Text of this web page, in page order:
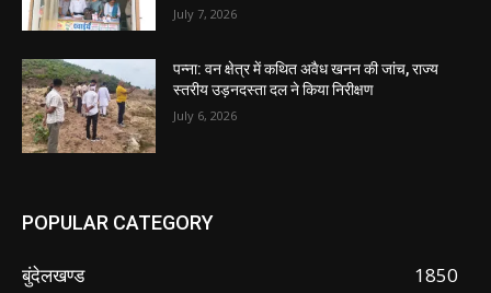
July 7, 2026
पन्ना: वन क्षेत्र में कथित अवैध खनन की जांच, राज्य
स्तरीय उड़नदस्ता दल ने किया निरीक्षण
July 6, 2026
POPULAR CATEGORY
बुंदेलखण्ड
1850